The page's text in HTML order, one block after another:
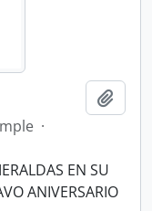
·
EN SU
ANIVERSARIO